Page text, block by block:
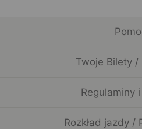
Twoje Bilety /
Regulaminy
Rozkład jazdy /